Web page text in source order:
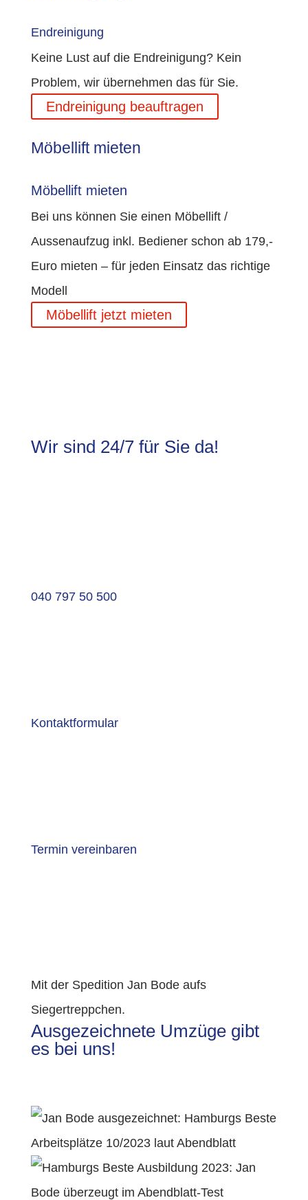
Endreinigung
Keine Lust auf die Endreinigung? Kein
Problem, wir übernehmen das für Sie.
Endreinigung beauftragen
Möbellift mieten
Möbellift mieten
Bei uns können Sie einen Möbellift /
Aussenaufzug inkl. Bediener schon ab 179,-
Euro mieten – für jeden Einsatz das richtige
Modell
Möbellift jetzt mieten
Wir sind 24/7 für Sie da!
040 797 50 500
Kontaktformular
Termin vereinbaren
Mit der Spedition Jan Bode aufs
Siegertreppchen.
Ausgezeichnete Umzüge gibt
es bei uns!